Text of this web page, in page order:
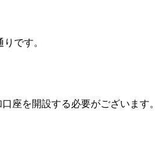
です。
座を開設する必要がございます。